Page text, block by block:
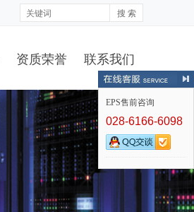
搜 索
资质荣誉 联系我们
EPS售前咨询
028-6166-6098